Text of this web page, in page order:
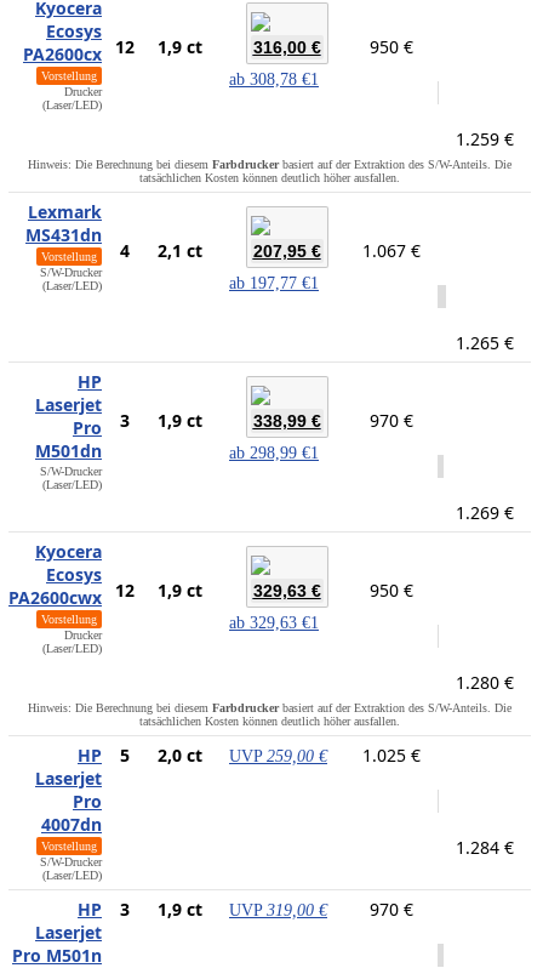
Kyocera
Ecosys
PA2600cx
Vorstellung
Drucker
(Laser/LED)
12 1,9 ct 316,00 €
ab 308,78 €1
950 €
1.259 €
Hinweis: Die Berechnung bei diesem Farbdruckerbasiert auf der Extraktion des S/W-Anteils. Die
tatsächlichen Kosten können deutlich höher ausfallen.
Lexmark
MS431dn
Vorstellung
S/W-Drucker
(Laser/LED)
4 2,1 ct 207,95 €
ab 197,77 €1
1.067 €
1.265 €
HP
Laserjet
Pro
M501dn
S/W-Drucker
(Laser/LED)
3 1,9 ct 338,99 €
ab 298,99 €1
970 €
1.269 €
Kyocera
Ecosys
PA2600cwx
Vorstellung
Drucker
(Laser/LED)
12 1,9 ct 329,63 €
ab 329,63 €1
950 €
1.280 €
Hinweis: Die Berechnung bei diesem Farbdruckerbasiert auf der Extraktion des S/W-Anteils. Die
tatsächlichen Kosten können deutlich höher ausfallen.
HP
Laserjet
Pro
4007dn
Vorstellung
S/W-Drucker
(Laser/LED)
5 2,0 ct UVP 259,00 € 1.025 €
1.284 €
HP
Laserjet
Pro M501n
3 1,9 ct UVP 319,00 € 970 €